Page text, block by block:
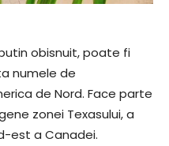
obisnuit, poate fi
numele de
de Nord. Face parte
zonei Texasului, a
est a Canadei.